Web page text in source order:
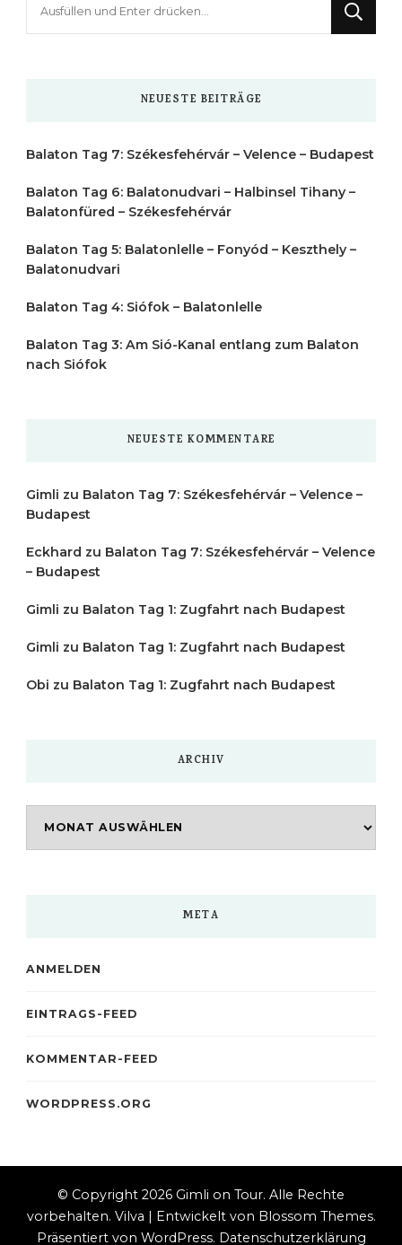
NEUESTE BEITRÄGE
Balaton Tag 7: Székesfehérvár – Velence – Budapest
Balaton Tag 6: Balatonudvari – Halbinsel Tihany –
Balatonfüred – Székesfehérvár
Balaton Tag 5: Balatonlelle – Fonyód – Keszthely –
Balatonudvari
Balaton Tag 4: Siófok – Balatonlelle
Balaton Tag 3: Am Sió-Kanal entlang zum Balaton
nach Siófok
NEUESTE KOMMENTARE
Gimli zu Balaton Tag 7: Székesfehérvár – Velence –
Budapest
Eckhard zu Balaton Tag 7: Székesfehérvár – Velence
– Budapest
Gimli zu Balaton Tag 1: Zugfahrt nach Budapest
Gimli zu Balaton Tag 1: Zugfahrt nach Budapest
Obi zu Balaton Tag 1: Zugfahrt nach Budapest
ARCHIV
META
ANMELDEN
EINTRAGS-FEED
KOMMENTAR-FEED
WORDPRESS.ORG
© Copyright 2026 Gimli on Tour. Alle Rechte
vorbehalten. Vilva | Entwickelt von Blossom Themes.
Präsentiert von WordPress. Datenschutzerklärung